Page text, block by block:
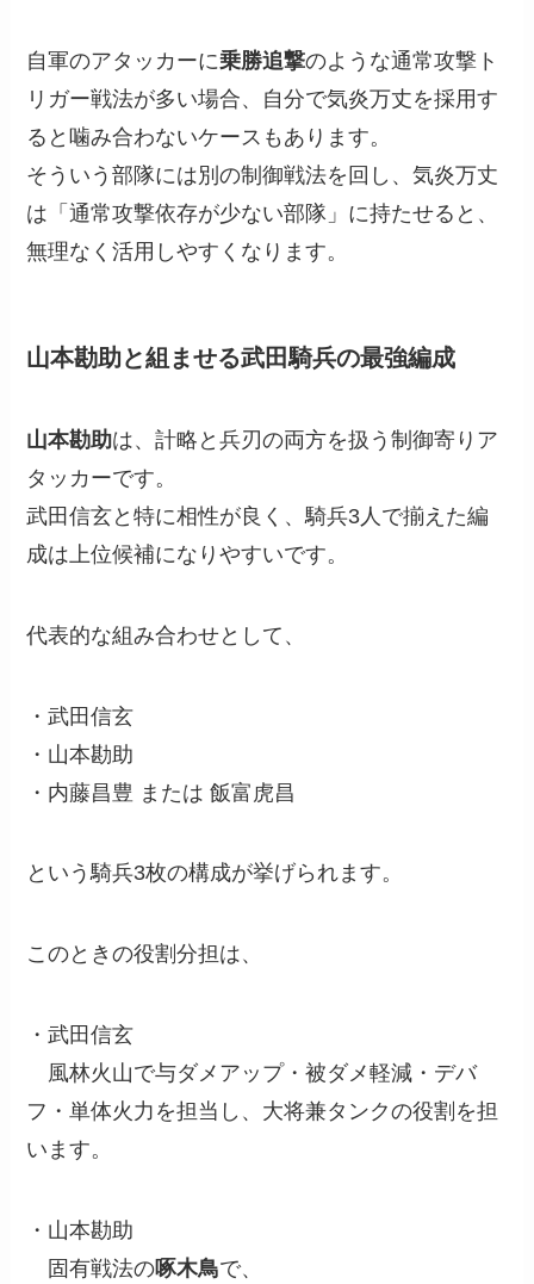
自軍のアタッカーに乗勝追撃のような通常攻撃ト
リガー戦法が多い場合、自分で気炎万丈を採用す
ると噛み合わないケースもあります。
そういう部隊には別の制御戦法を回し、気炎万丈
は「通常攻撃依存が少ない部隊」に持たせると、
無理なく活用しやすくなります。
山本勘助と組ませる武田騎兵の最強編成
山本勘助は、計略と兵刃の両方を扱う制御寄りア
タッカーです。
武田信玄と特に相性が良く、騎兵3人で揃えた編
成は上位候補になりやすいです。
代表的な組み合わせとして、
・武田信玄
・山本勘助
・内藤昌豊 または 飯富虎昌
という騎兵3枚の構成が挙げられます。
このときの役割分担は、
・武田信玄
風林火山で与ダメアップ・被ダメ軽減・デバ
フ・単体火力を担当し、大将兼タンクの役割を担
います。
・山本勘助
固有戦法の啄木鳥で、